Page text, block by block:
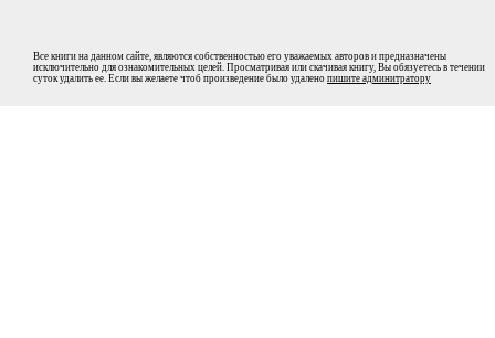
Все книги на данном сайте, являются собственностью его уважаемых авторов и предназначены
исключительно для ознакомительных целей. Просматривая или скачивая книгу, Вы обязуетесь в течении
суток удалить ее. Если вы желаете чтоб произведение было удалено пишите админитратору